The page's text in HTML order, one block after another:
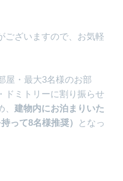
ございますので、お気軽
屋・最大3名様のお部
ドミトリーに割り振らせ
、建物内にお泊まりいた
って8名様推奨） となっ